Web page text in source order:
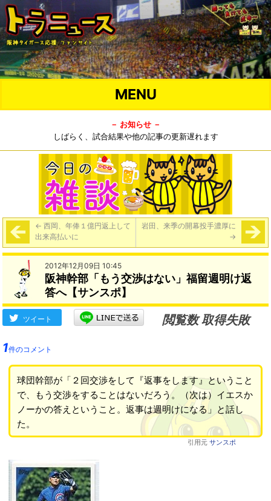
MENU
－ お知らせ －
しばらく、試合結果や他の記事の更新遅れます
← 西岡、年俸１億円返上して
出来高払いに
岩田、来季の開幕投手濃厚に
→
2012年12月09日 10:45
阪神幹部「もう交渉はない」福留週明け返
答へ【サンスポ】
ツイート
閲覧数 取得失敗
1件のコメント
球団幹部が「２回交渉をして『返事をします』ということ
で、もう交渉をすることはないだろう。（次は）イエスか
ノーかの答えということ。返事は週明けになる」と話し
た。
引用元 サンスポ